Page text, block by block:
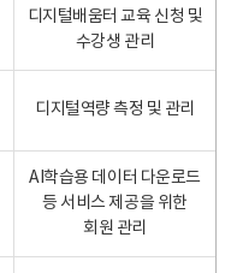
디지털배움터 교육 신청 및
수강생 관리
디지털역량 측정 및 관리
AI학습용 데이터 다운로드
등 서비스 제공을 위한
회원 관리